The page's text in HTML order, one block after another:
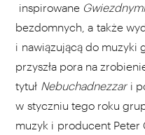
inspirowane
bezdomnych, a także
i nawiązującą do muzyki
przyszła pora na
tytuł Nebuchadnezzari
w styczniu tego roku
muzyk i producent Peter